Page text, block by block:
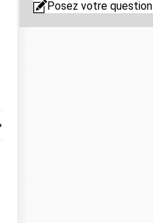
Posez votre question